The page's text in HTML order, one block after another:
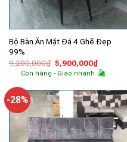
Bộ Bàn Ăn Mặt Đá 4 Ghế Đẹp
99%
9,200,000₫ Giá
gốc
là:
5,900,000₫Giá
hiện
tại
Còn hàng - Giao nhanh
-28%